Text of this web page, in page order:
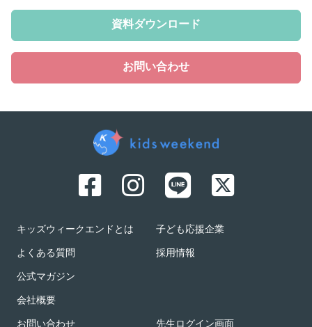
資料ダウンロード
お問い合わせ
キッズウィークエンドとは
よくある質問
公式マガジン
会社概要
子ども応援企業
採用情報